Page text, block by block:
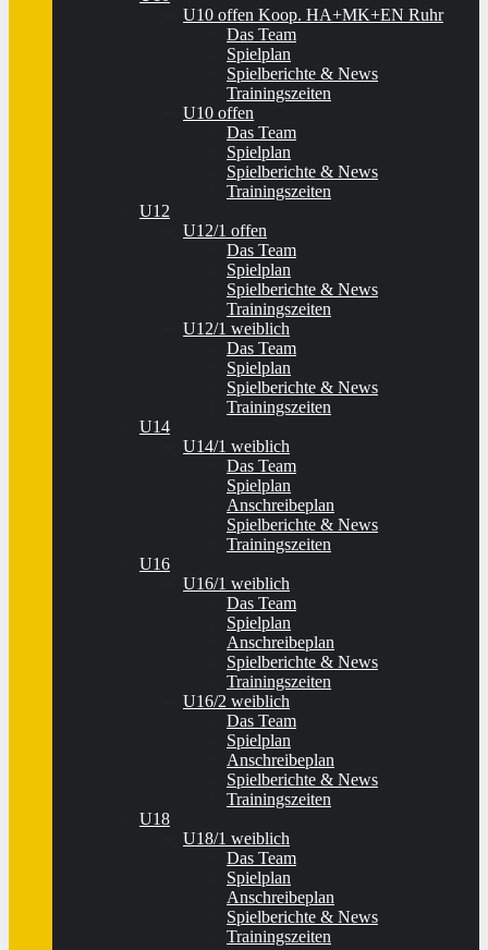
U10 offen Koop. HA+MK+EN Ruhr
Das Team
Spielplan
Spielberichte & News
Trainingszeiten
U10 offen
Das Team
Spielplan
Spielberichte & News
Trainingszeiten
U12
U12/1 offen
Das Team
Spielplan
Spielberichte & News
Trainingszeiten
U12/1 weiblich
Das Team
Spielplan
Spielberichte & News
Trainingszeiten
U14
U14/1 weiblich
Das Team
Spielplan
Anschreibeplan
Spielberichte & News
Trainingszeiten
U16
U16/1 weiblich
Das Team
Spielplan
Anschreibeplan
Spielberichte & News
Trainingszeiten
U16/2 weiblich
Das Team
Spielplan
Anschreibeplan
Spielberichte & News
Trainingszeiten
U18
U18/1 weiblich
Das Team
Spielplan
Anschreibeplan
Spielberichte & News
Trainingszeiten